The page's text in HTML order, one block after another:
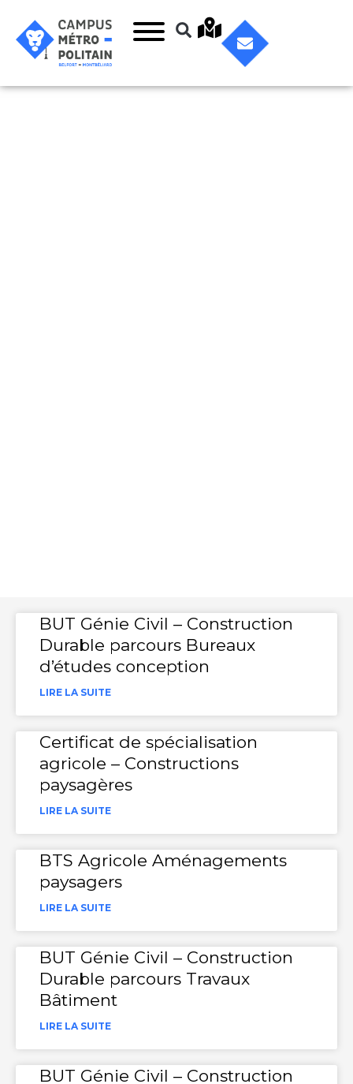
BUT Génie Civil – Construction
Durable parcours Bureaux
d’études conception
LIRE LA SUITE
Certificat de spécialisation
agricole – Constructions
paysagères
LIRE LA SUITE
BTS Agricole Aménagements
paysagers
LIRE LA SUITE
BUT Génie Civil – Construction
Durable parcours Travaux
Bâtiment
LIRE LA SUITE
BUT Génie Civil – Construction